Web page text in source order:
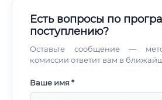
Есть вопросы по
поступлению?
Оставьте сообщение —
комиссии ответит вам в
Ваше имя *